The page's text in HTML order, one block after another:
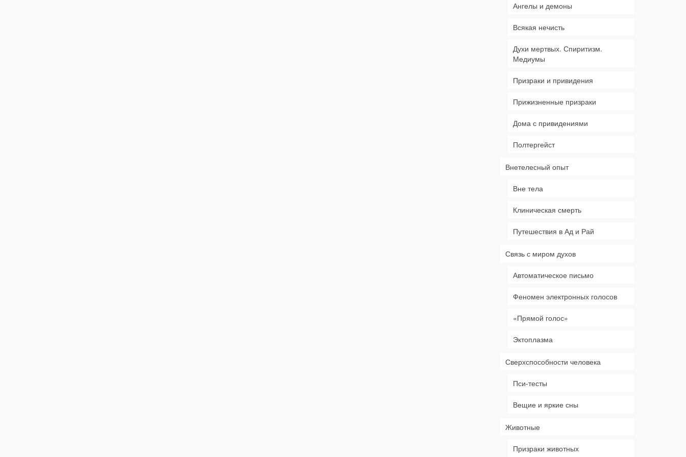
Ангелы и демоны
Всякая нечисть
Духи мертвых. Спиритизм.
Медиумы
Призраки и привидения
Прижизненные призраки
Дома с привидениями
Полтергейст
Внетелесный опыт
Вне тела
Клиническая смерть
Путешествия в Ад и Рай
Связь с миром духов
Автоматическое письмо
Феномен электронных голосов
«Прямой голос»
Эктоплазма
Сверхспособности человека
Пси-тесты
Вещие и яркие сны
Животные
Призраки животных